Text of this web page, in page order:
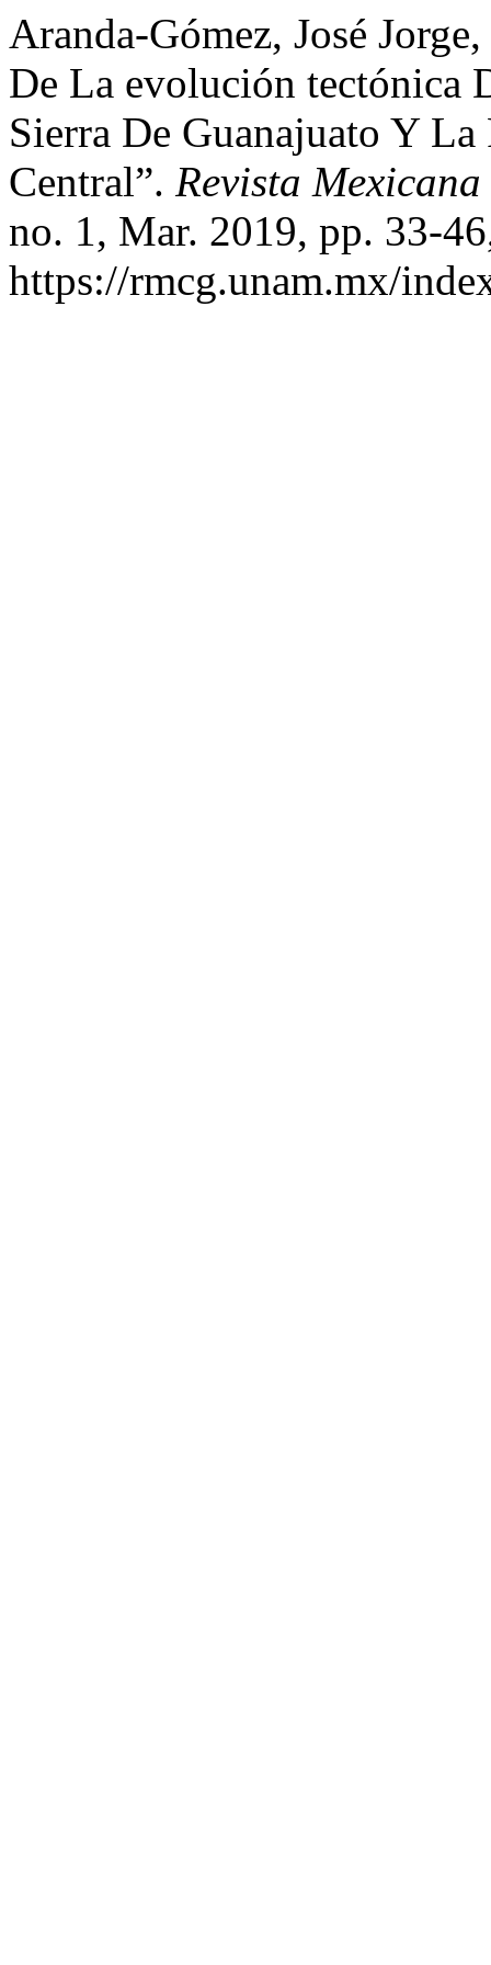
Aranda-Gómez, José
De La evolución tectónica
Sierra De Guanajuato Y
Central”. Revista
no. 1, Mar. 2019, pp. 33-
https://rmcg.unam.mx/